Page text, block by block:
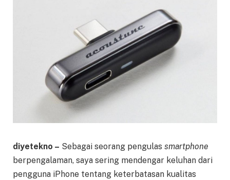
diyetekno – Sebagai seorang pengulas smartphone
berpengalaman, saya sering mendengar keluhan dari
pengguna iPhone tentang keterbatasan kualitas